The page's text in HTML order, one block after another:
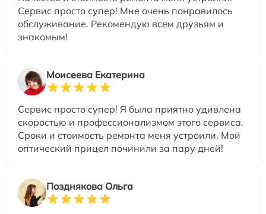
Сервис просто супер! Мне очень понравилось
обслуживание. Рекомендую всем друзьям и
знакомым!
Моисеева Екатерина
Сервис просто супер! Я была приятно удивлена
скоростью и профессионализмом этого сервиса.
Сроки и стоимость ремонта меня устроили. Мой
оптический прицел починили за пару дней!
Позднякова Ольга